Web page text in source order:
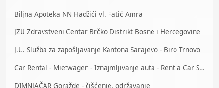
Biljna Apoteka NN Hadžići vl. Fatić Amra
JZU Zdravstveni Centar Brčko Distrikt Bosne i Hercegovine
J.U. Služba za zapošljavanje Kantona Sarajevo - Biro Trnovo
Car Rental - Mietwagen - Iznajmljivanje auta - Rent a Car Sarajevo
DIMNJAČAR Goražde - čišćenje, održavanje